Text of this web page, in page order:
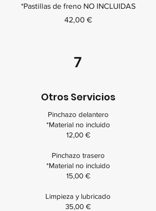
*Pastillas de freno NO INCLUIDAS
42,00 €
7
Otros Servicios
Pinchazo delantero
*Material no incluido
12,00 €
Pinchazo trasero
*Material no incluido
15,00 €
Limpieza y lubricado
35,00 €